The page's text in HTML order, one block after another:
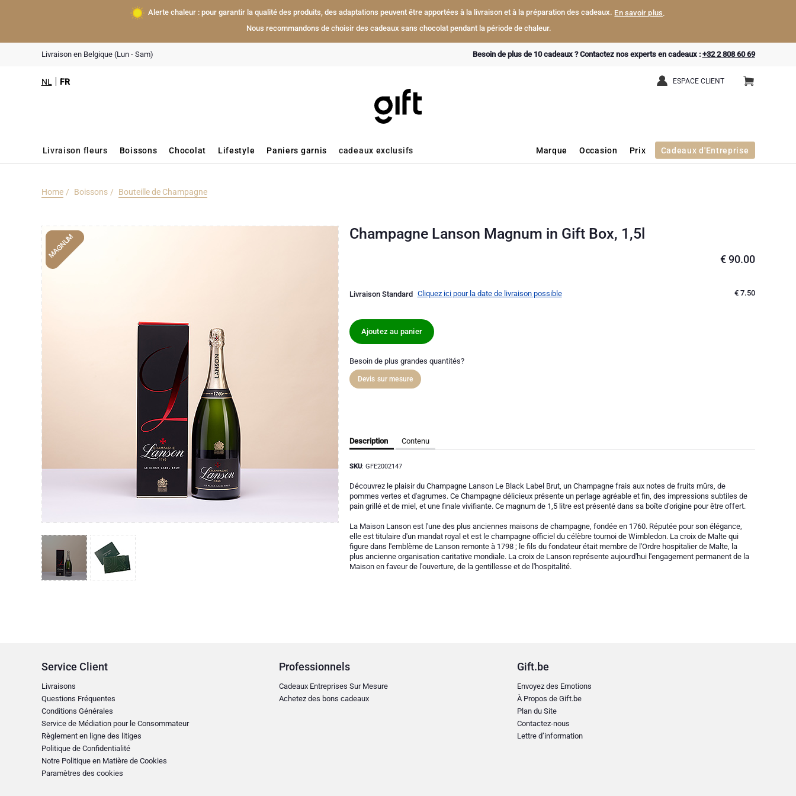
Alerte chaleur : pour garantir la qualité des produits, des adaptations peuvent être apportées à la livraison et à la préparation des cadeaux. En savoir plus.
Nous recommandons de choisir des cadeaux sans chocolat pendant la période de chaleur.
ESPACE CLIENT
Livraison en Belgique (Lun - Sam) Besoin de plus de 10 cadeaux ? Contactez nos experts en cadeaux : +32 2 808 60 69
NL FR
Livraison fleurs Boissons Chocolat Lifestyle Paniers garnis cadeaux exclusifs Marque Occasion Prix Cadeaux d'Entreprise
Home Boissons Bouteille de Champagne
Champagne Lanson Magnum in Gift Box, 1,5l
€ 90.00
Livraison Standard Cliquez ici pour la date de livraison possible € 7.50
Ajoutez au panier
Besoin de plus grandes quantités?
Devis sur mesure
Description
SKU: GFE2002147
Découvrez le plaisir du Champagne Lanson Le Black Label Brut, un Champagne frais aux notes de fruits mûrs, de
pommes vertes et d'agrumes. Ce Champagne délicieux présente un perlage agréable et fin, des impressions subtiles de
pain grillé et de miel, et une finale vivifiante. Ce magnum de 1,5 litre est présenté dans sa boîte d'origine pour être offert.
La Maison Lanson est l'une des plus anciennes maisons de champagne, fondée en 1760. Réputée pour son élégance,
elle est titulaire d'un mandat royal et est le champagne officiel du célèbre tournoi de Wimbledon. La croix de Malte qui
figure dans l'emblème de Lanson remonte à 1798 ; le fils du fondateur était membre de l'Ordre hospitalier de Malte, la
plus ancienne organisation caritative mondiale. La croix de Lanson représente aujourd'hui l'engagement permanent de la
Maison en faveur de l'ouverture, de la gentillesse et de l'hospitalité.
Contenu
Service Client
Livraisons
Questions Fréquentes
Conditions Générales
Service de Médiation pour le Consommateur
Règlement en ligne des litiges
Politique de Confidentialité
Notre Politique en Matière de Cookies
Paramètres des cookies
Professionnels
Cadeaux Entreprises Sur Mesure
Achetez des bons cadeaux
Gift.be
Envoyez des Emotions
À Propos de Gift.be
Plan du Site
Contactez-nous
Lettre d’information